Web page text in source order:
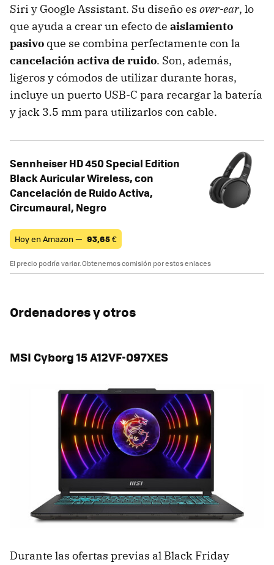
Siri y Google Assistant. Su diseño es over-ear, lo
que ayuda a crear un efecto de aislamiento
pasivo que se combina perfectamente con la
cancelación activa de ruido. Son, además,
ligeros y cómodos de utilizar durante horas,
incluye un puerto USB-C para recargar la batería
y jack 3.5 mm para utilizarlos con cable.
Sennheiser HD 450 Special Edition
Black Auricular Wireless, con
Cancelación de Ruido Activa,
Circumaural, Negro
Hoy en Amazon — 93,65€
El precio podría variar. Obtenemos comisión por estos enlaces
Ordenadores y otros
MSI Cyborg 15 A12VF-097XES
Durante las ofertas previas al Black Friday